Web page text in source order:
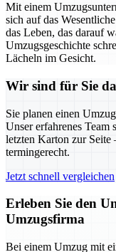
Mit einem
sich auf das
das Leben, das darauf
Umzugsgeschichte
Lächeln im Gesicht.
Wir sind für Sie da
Sie planen einen
Unser erfahrenes Team
letzten Karton zur Seite
termingerecht.
Jetzt schnell vergleichen
Erleben Sie den
Umzugsfirma
Bei einem Umzug mit